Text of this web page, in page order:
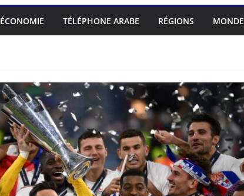
ÉCONOMIE TÉLÉPHONE ARABE RÉGIONS MONDE